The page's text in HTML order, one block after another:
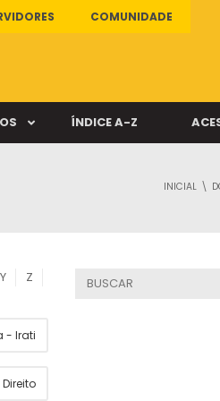
COMUNIDADE
ÍNDICE A-Z
INICIAL
Y Z
- Irati
Direito